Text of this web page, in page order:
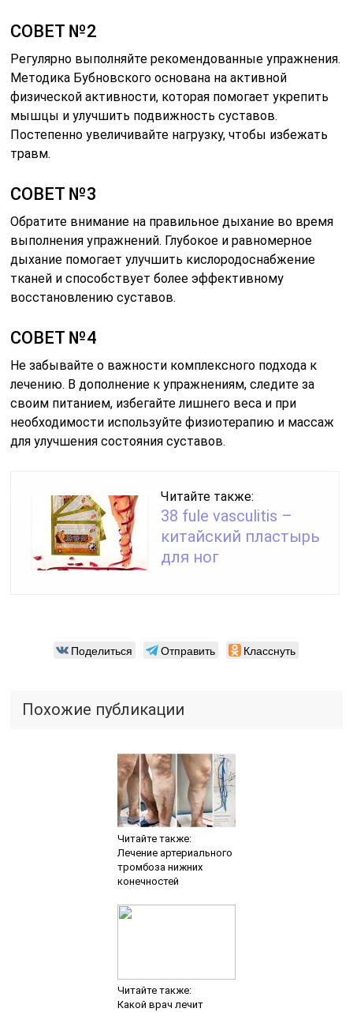
СОВЕТ №2
Регулярно выполняйте рекомендованные упражнения.
Методика Бубновского основана на активной
физической активности, которая помогает укрепить
мышцы и улучшить подвижность суставов.
Постепенно увеличивайте нагрузку, чтобы избежать
травм.
СОВЕТ №3
Обратите внимание на правильное дыхание во время
выполнения упражнений. Глубокое и равномерное
дыхание помогает улучшить кислородоснабжение
тканей и способствует более эффективному
восстановлению суставов.
СОВЕТ №4
Не забывайте о важности комплексного подхода к
лечению. В дополнение к упражнениям, следите за
своим питанием, избегайте лишнего веса и при
необходимости используйте физиотерапию и массаж
для улучшения состояния суставов.
Читайте также:
38 fule vasculitis –
китайский пластырь
для ног
Поделиться Отправить Класснуть
Похожие публикации
Читайте также:
Лечение артериального
тромбоза нижних
конечностей
Читайте также:
Какой врач лечит